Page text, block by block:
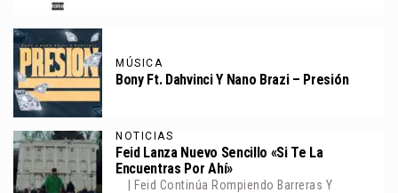
MÚSICA
Bony Ft. Dahvinci Y Nano Brazi – Presión
NOTICIAS
Feid Lanza Nuevo Sencillo «Si Te La
Encuentras Por Ahí»
| Feid Continúa Rompiendo Barreras Y